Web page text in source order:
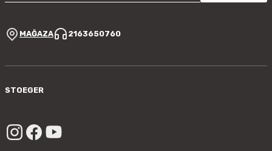
MAĞAZA 2163650760
STOEGER